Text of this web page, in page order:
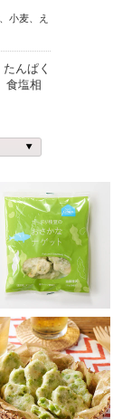
小麦、え
んぱく
食塩相